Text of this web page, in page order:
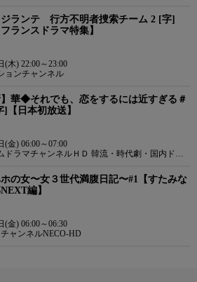
ジランテ 行方不明者捜索チーム 2 [字]
ランスドラマ特集】
(木) 22:00～23:00
ョンチャンネル
】華◆それでも、恋をするには近すぎる＃
]【日本初放送】
(金) 06:00～07:00
ドラマチャンネルＨＤ 韓流・時代劇・国内ドラ
の女〜女３世代満腹日記〜#1【すたみな
編】
(金) 06:00～06:30
ャンネルNECO-HD